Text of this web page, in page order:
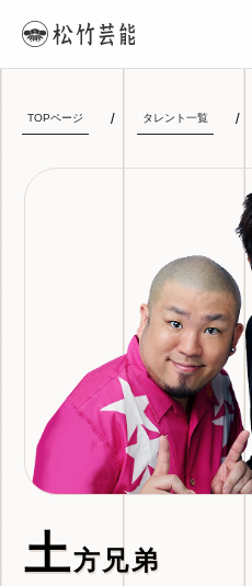
TOPページ タレント一覧
土方兄弟